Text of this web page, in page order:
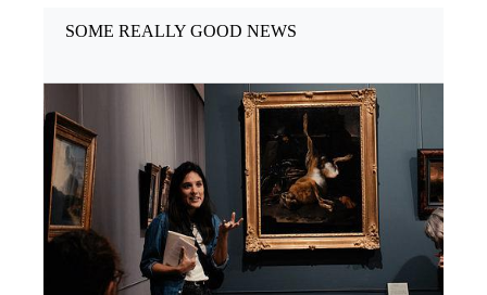
SOME REALLY GOOD NEWS